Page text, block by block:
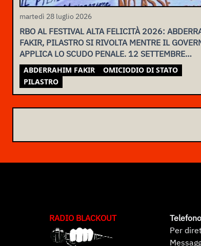
martedì 28 luglio 2026
RBO AL FESTIVAL ALTA FELICITÀ 2026:
FAKIR, PILASTRO SI RIVOLTA MENTRE IL
APPLICA LO SCUDO PENALE. 12 SETTEMBRE
ASSEMBLEA NAZIONALE
ABDERRAHIM FAKIR
OMICIODIO DI STATO
PILASTRO
RADIO BLACKOUT
Telefono
Per